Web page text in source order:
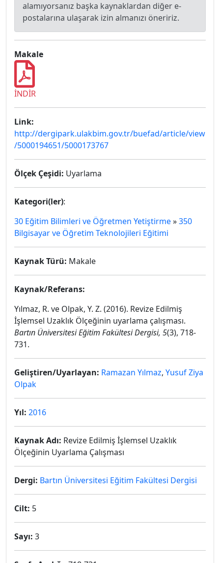
alamıyorsanız başka kaynaklardan diğer e-
postalarına ulaşarak izin almanızı öneririz.
Makale
İNDİR
Link:
http://dergipark.ulakbim.gov.tr/buefad/article/view
/5000194651/5000173767
Ölçek Çeşidi: Uyarlama
Kategori(ler):
30 Eğitim Bilimleri ve Öğretmen Yetiştirme»350
Bilgisayar ve Öğretim Teknolojileri Eğitimi
Kaynak Türü: Makale
Kaynak/Referans:
Yılmaz, R. ve Olpak, Y. Z. (2016). Revize Edilmiş
İşlemsel Uzaklık Ölçeğinin uyarlama çalışması.
Bartın Üniversitesi Eğitim Fakültesi Dergisi, 5(3), 718-
731.
Geliştiren/Uyarlayan: Ramazan Yılmaz, Yusuf Ziya
Olpak
Yıl: 2016
Kaynak Adı: Revize Edilmiş İşlemsel Uzaklık
Ölçeğinin Uyarlama Çalışması
Dergi: Bartın Üniversitesi Eğitim Fakültesi Dergisi
Cilt: 5
Sayı: 3